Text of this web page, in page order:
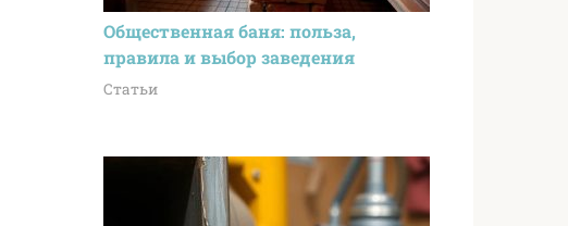
Общественная баня: польза,
правила и выбор заведения
Статьи